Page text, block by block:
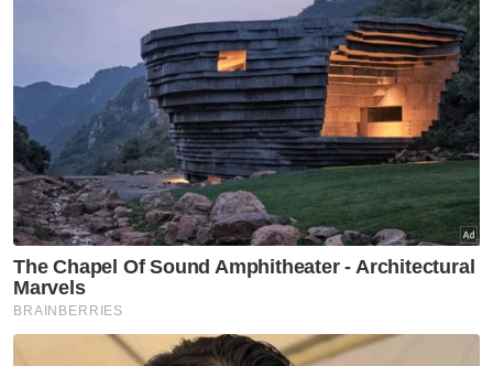
Artikel Disyorkan
Semasa
Dua remaja ditahan, motosikal
palsu milik kereta BMW